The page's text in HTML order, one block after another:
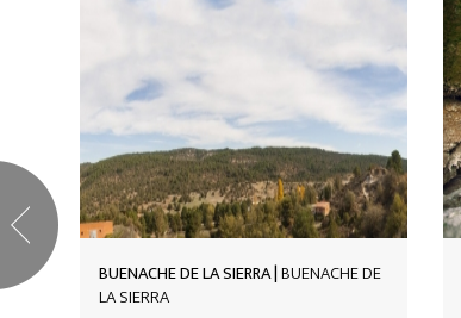
VALDEMORO-SIERRA |VALDEMORO-
SIERRA